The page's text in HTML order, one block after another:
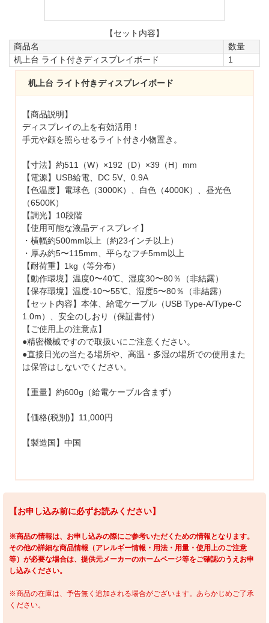
【セット内容】
商品名
数量
机上台 ライト付きディスプレイボード
1
机上台 ライト付きディスプレイボード
【商品説明】
ディスプレイの上を有効活用！
手元や顔を照らせるライト付き小物置き。
【寸法】約511（W）×192（D）×39（H）mm
【電源】USB給電、DC 5V、0.9A
【色温度】電球色（3000K）、白色（4000K）、昼光色
（6500K）
【調光】10段階
【使用可能な液晶ディスプレイ】
・横幅約500mm以上（約23インチ以上）
・厚み約5〜115mm、平らなフチ5mm以上
【耐荷重】1kg（等分布）
【動作環境】温度0〜40℃、湿度30〜80％（非結露）
【保存環境】温度-10〜55℃、湿度5〜80％（非結露）
【セット内容】本体、給電ケーブル（USB Type-A/Type-C
1.0m）、安全のしおり（保証書付）
【ご使用上の注意点】
●精密機械ですので取扱いにご注意ください。
●直接日光の当たる場所や、高温・多湿の場所での使用また
は保管はしないでください。
【重量】約600g（給電ケーブル含まず）
【価格(税別)】11,000円
【製造国】中国
【お申し込み前に必ずお読みください】
※商品の情報は、お申し込みの際にご参考いただくための情報となります。
その他の詳細な商品情報（アレルギー情報・用法・用量・使用上のご注意
等）が必要な場合は、提供元メーカーのホームページ等をご確認のうえお申
し込みください。
※商品の在庫は、予告無く追加される場合がございます。あらかじめご了承
ください。